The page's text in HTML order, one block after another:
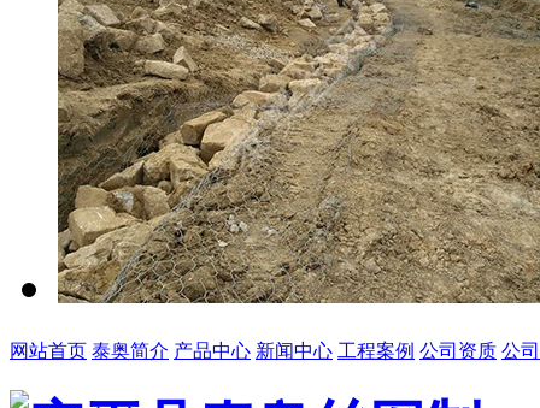
网站首页 泰奥简介 产品中心 新闻中心 工程案例 公司资质 公